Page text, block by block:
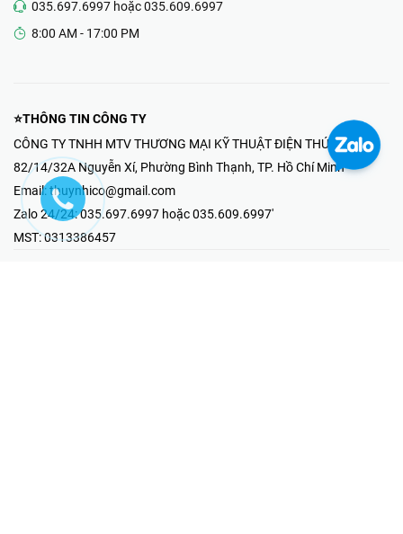
035.697.6997 hoặc 035.609.6997
8:00 AM - 17:00 PM
⭐THÔNG TIN CÔNG TY
CÔNG TY TNHH MTV THƯƠNG MẠI KỸ THUẬT ĐIỆN THÚY NHI
82/14/32A Nguyễn Xí, Phường Bình Thạnh, TP. Hồ Chí Minh
Email: thuynhico@gmail.com
Zalo 24/24:035.697.6997 hoặc 035.609.6997'
MST:0313386457